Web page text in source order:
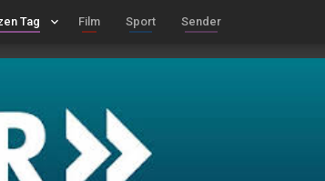
Tag keyboard_arrow_down Film Sport Sender